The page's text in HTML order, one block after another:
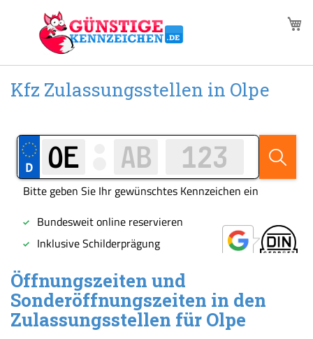
springen
Kfz Zulassungsstellen in Olpe
Öffnungszeiten und
Sonderöffnungszeiten in den
Zulassungsstellen für Olpe